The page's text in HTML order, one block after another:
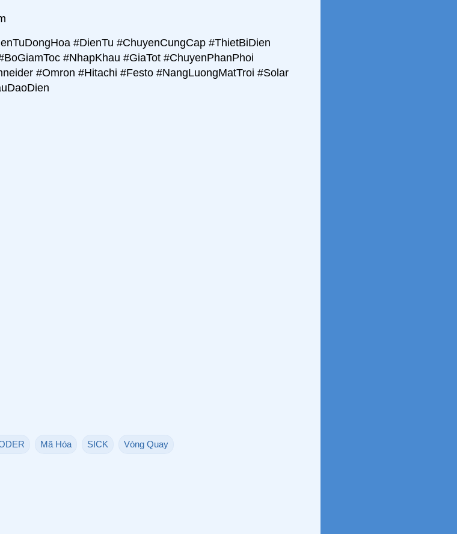
#DienTu #ChuyenCungCap #ThietBiDien
#NhapKhau #GiaTot #ChuyenPhanPhoi
#Omron #Hitachi #Festo #NangLuongMatTroi #Solar
Mã Hóa SICK Vòng Quay